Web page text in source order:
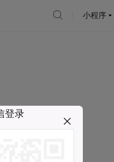
小程序
登录